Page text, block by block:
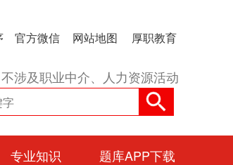
官方微信 网站地图 厚职教育
涉及职业中介、人力资源活动
专业知识 题库APP下载